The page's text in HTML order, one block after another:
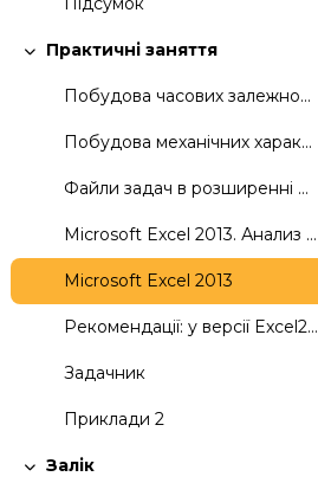
Згорнути
Практичні заняття
Побудова часових залежностей змінних напруг і струмів
Побудова механічних характеристик асинхронного двигуна
Файли задач в розширенні 97-2003
Microsoft Excel 2013. Анализ данных
Microsoft Excel 2013
Рекомендації: у версії Excel2013 інтерфейс для поб...
Задачник
Приклади 2
Згорнути
Залік
Зворотній зв'язок